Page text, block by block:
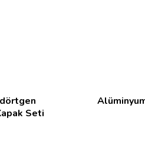
Seti